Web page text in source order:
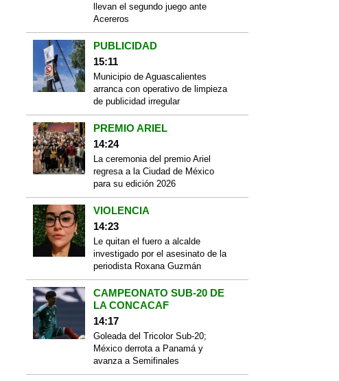
llevan el segundo juego ante
Acereros
PUBLICIDAD
15:11
Municipio de Aguascalientes
arranca con operativo de limpieza
de publicidad irregular
PREMIO ARIEL
14:24
La ceremonia del premio Ariel
regresa a la Ciudad de México
para su edición 2026
VIOLENCIA
14:23
Le quitan el fuero a alcalde
investigado por el asesinato de la
periodista Roxana Guzmán
CAMPEONATO SUB-20 DE
LA CONCACAF
14:17
Goleada del Tricolor Sub-20;
México derrota a Panamá y
avanza a Semifinales